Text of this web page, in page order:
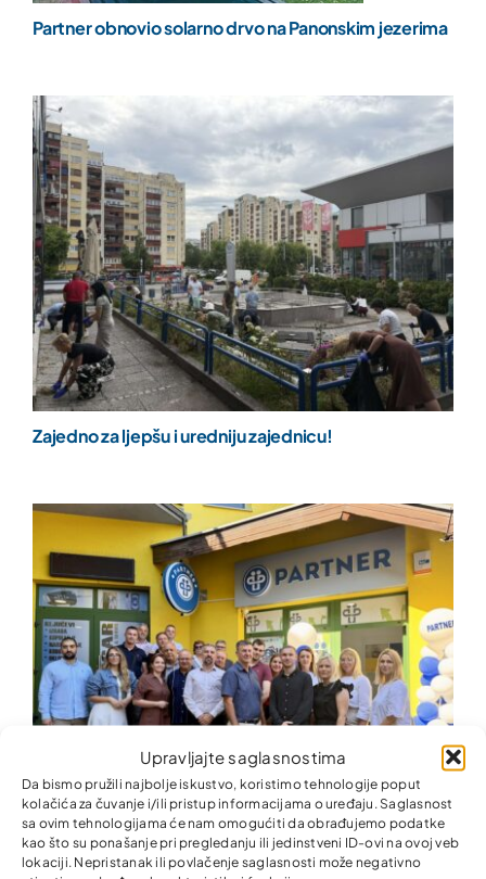
Upravljajte saglasnostima
Da bismo pružili najbolje iskustvo, koristimo tehnologije poput
kolačića za čuvanje i/ili pristup informacijama o uređaju. Saglasnost
sa ovim tehnologijama će nam omogućiti da obrađujemo podatke
kao što su ponašanje pri pregledanju ili jedinstveni ID-ovi na ovoj veb
lokaciji. Nepristanak ili povlačenje saglasnosti može negativno
Partner obnovio solarno drvo na Panonskim jezerima
Zajedno za ljepšu i uredniju zajednicu!
Nova kancelarija Partner MKO u Donjem Rahiću –